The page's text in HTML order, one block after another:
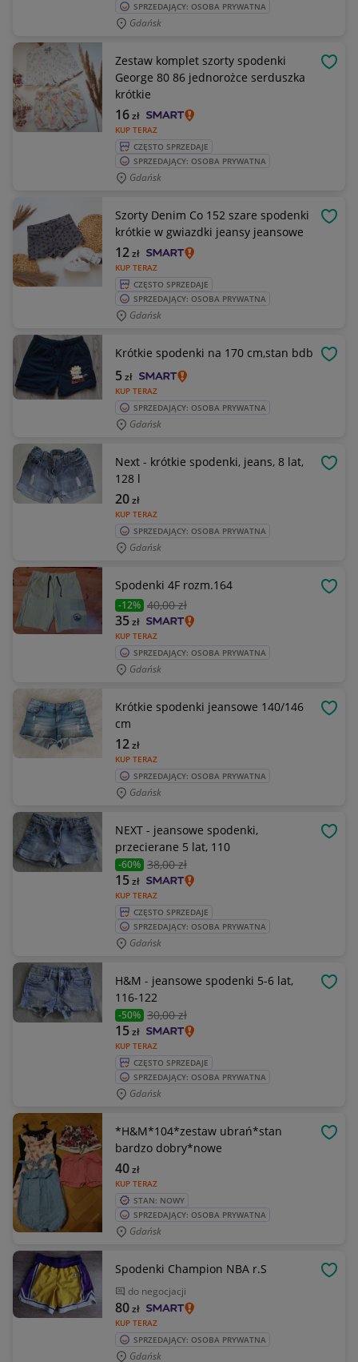
SPRZEDAJĄCY: OSOBA PRYWATNA
Gdańsk
Zestaw komplet szorty spodenki
George 80 86 jednorożce serduszka
krótkie
KUP TERAZ
16zł
CZĘSTO SPRZEDAJE
SPRZEDAJĄCY: OSOBA PRYWATNA
Gdańsk
Szorty Denim Co 152 szare spodenki
krótkie w gwiazdki jeansy jeansowe
KUP TERAZ
12zł
CZĘSTO SPRZEDAJE
SPRZEDAJĄCY: OSOBA PRYWATNA
Gdańsk
Krótkie spodenki na 170 cm,stan bdb
KUP TERAZ
5zł
SPRZEDAJĄCY: OSOBA PRYWATNA
Gdańsk
Next - krótkie spodenki, jeans, 8 lat,
128 l
KUP TERAZ
20zł
SPRZEDAJĄCY: OSOBA PRYWATNA
Gdańsk
Spodenki 4F rozm.164
-12% 40,00 zł
KUP TERAZ
35zł
SPRZEDAJĄCY: OSOBA PRYWATNA
Gdańsk
Krótkie spodenki jeansowe 140/146
cm
KUP TERAZ
12zł
SPRZEDAJĄCY: OSOBA PRYWATNA
Gdańsk
NEXT - jeansowe spodenki,
przecierane 5 lat, 110
-60% 38,00 zł
KUP TERAZ
15zł
CZĘSTO SPRZEDAJE
SPRZEDAJĄCY: OSOBA PRYWATNA
Gdańsk
H&M - jeansowe spodenki 5-6 lat,
116-122
-50% 30,00 zł
KUP TERAZ
15zł
CZĘSTO SPRZEDAJE
SPRZEDAJĄCY: OSOBA PRYWATNA
Gdańsk
*H&M*104*zestaw ubrań*stan
bardzo dobry*nowe
KUP TERAZ
40zł
STAN: NOWY
SPRZEDAJĄCY: OSOBA PRYWATNA
Gdańsk
Spodenki Champion NBA r.S
do negocjacji
KUP TERAZ
80zł
SPRZEDAJĄCY: OSOBA PRYWATNA
Gdańsk